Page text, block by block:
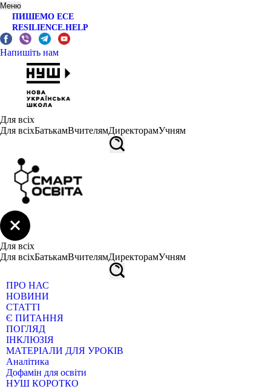
Меню
ПИШЕМО ЕСЕ
RESILIENCE.HELP
Напишіть нам
Для всіх
Для всіхБатькамВчителямДиректорамУчням
Для всіх
Для всіхБатькамВчителямДиректорамУчням
ПРО НАС
НОВИНИ
СТАТТІ
Є ПИТАННЯ
ПОГЛЯД
ІНКЛЮЗІЯ
МАТЕРІАЛИ ДЛЯ УРОКІВ
Аналітика
Дофамін для освіти
НУШ КОРОТКО